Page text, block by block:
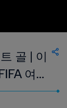
골 | 이
여자